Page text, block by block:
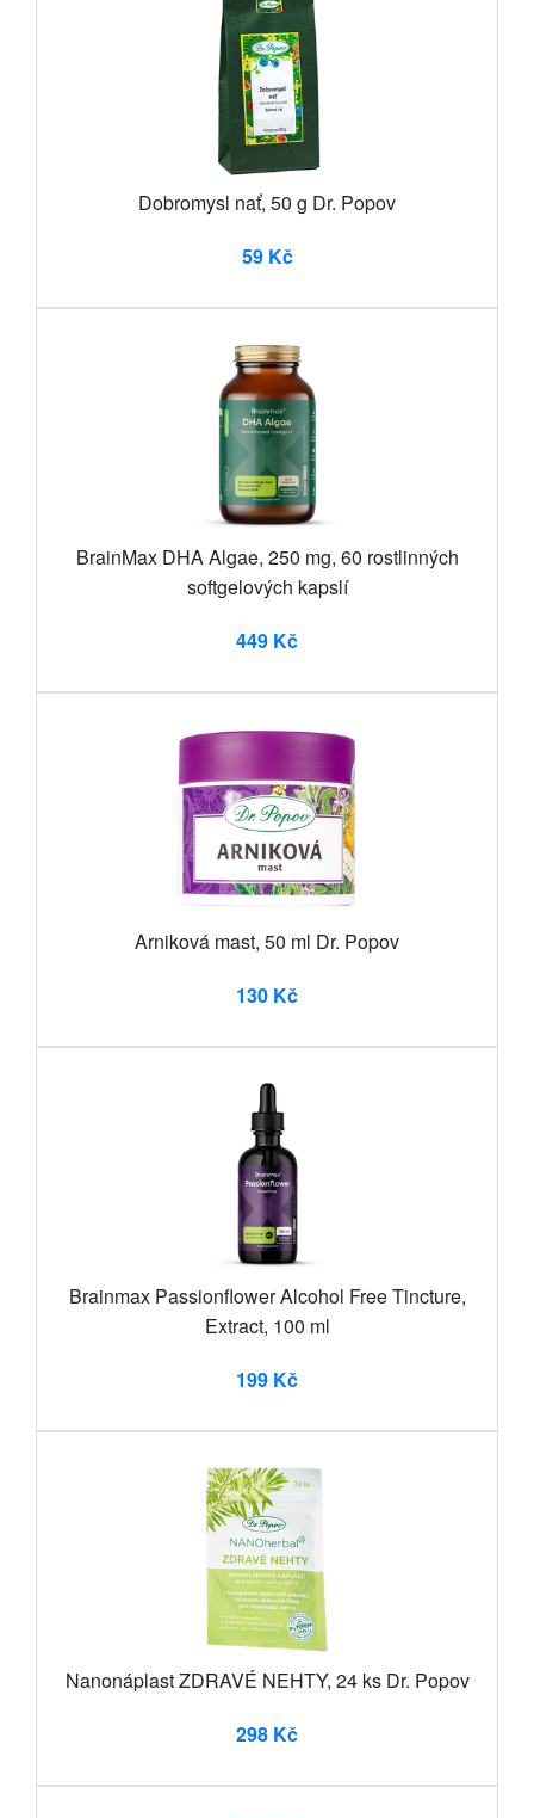
Dobromysl nať, 50 g Dr. Popov
59 Kč
BrainMax DHA Algae, 250 mg, 60 rostlinných
softgelových kapslí
449 Kč
Arniková mast, 50 ml Dr. Popov
130 Kč
Brainmax Passionflower Alcohol Free Tincture,
Extract, 100 ml
199 Kč
Nanonáplast ZDRAVÉ NEHTY, 24 ks Dr. Popov
298 Kč